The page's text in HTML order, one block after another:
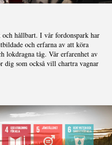
hållbart. I vår fordonspark har
och erfarna av att köra
lokdragna tåg. Vår erfarenhet av
dig som också vill chartra vagnar